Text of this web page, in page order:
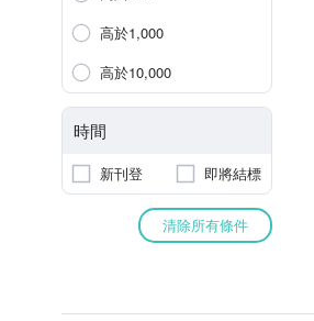
高於1,000
高於10,000
時間
新刊登 即將結標
清除所有條件